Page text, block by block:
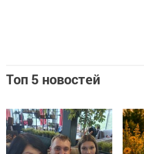
Топ 5 новостей